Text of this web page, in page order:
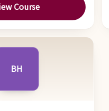
Course
BH